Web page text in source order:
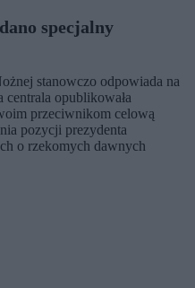
specjalny
stanowczo odpowiada na
opublikowała
przeciwnikom celową
pozycji prezydenta
o rzekomych dawnych